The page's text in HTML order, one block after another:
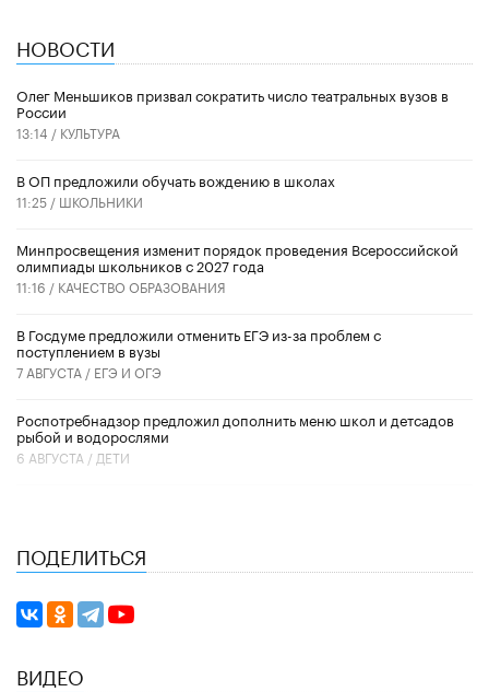
НОВОСТИ
Олег Меньшиков призвал сократить число театральных вузов в
России
13:14 / КУЛЬТУРА
В ОП предложили обучать вождению в школах
11:25 / ШКОЛЬНИКИ
Минпросвещения изменит порядок проведения Всероссийской
олимпиады школьников с 2027 года
11:16 / КАЧЕСТВО ОБРАЗОВАНИЯ
В Госдуме предложили отменить ЕГЭ из-за проблем с
поступлением в вузы
7 АВГУСТА / ЕГЭ И ОГЭ
Роспотребнадзор предложил дополнить меню школ и детсадов
рыбой и водорослями
6 АВГУСТА / ДЕТИ
ПОДЕЛИТЬСЯ
ВИДЕО